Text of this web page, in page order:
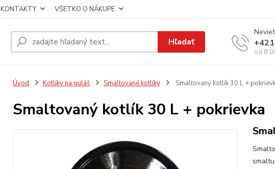
KONTAKTY VŠETKO O NÁKUPE
Hľadať
od
Úvod Kotlíky na guláš Smaltované kotlíky Smaltovaný kotlík 30 L +
Smaltovaný kotlík 30 L + pokrievka